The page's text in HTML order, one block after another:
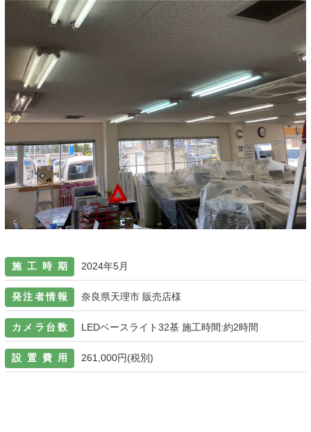
施工時期 2024年5月
発注者情報 奈良県天理市 販売店様
カメラ台数 LEDベースライト32基 施工時間:約2時間
設置費用 261,000円(税別)